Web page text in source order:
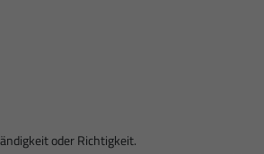
oder Richtigkeit.